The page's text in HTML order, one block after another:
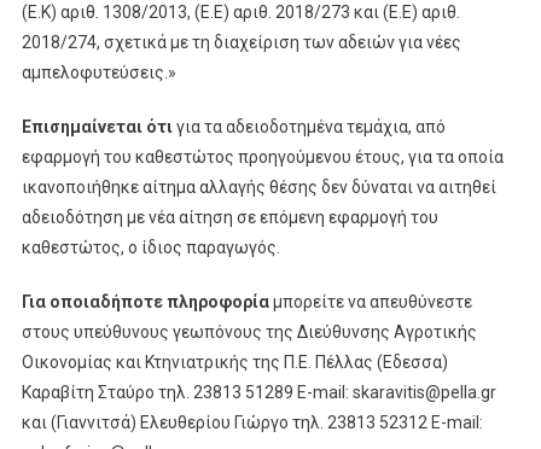
(Ε.Κ) αριθ. 1308/2013, (Ε.Ε) αριθ. 2018/273 και (Ε.Ε) αριθ.
2018/274, σχετικά με τη διαχείριση των αδειών για νέες
αμπελοφυτεύσεις.»
Επισημαίνεται ότιγια τα αδειοδοτημένα τεμάχια, από
εφαρμογή του καθεστώτος προηγούμενου έτους, για τα οποία
ικανοποιήθηκε αίτημα αλλαγής θέσης δεν δύναται να αιτηθεί
αδειοδότηση με νέα αίτηση σε επόμενη εφαρμογή του
καθεστώτος, ο ίδιος παραγωγός.
Για οποιαδήποτε πληροφορίαμπορείτε να απευθύνεστε
στους υπεύθυνους γεωπόνους της Διεύθυνσης Αγροτικής
Οικονομίας και Κτηνιατρικής της Π.Ε. Πέλλας (Εδεσσα)
Καραβίτη Σταύρο τηλ. 23813 51289 Ε-mail: skaravitis@pella.gr
και (Γιαννιτσά) Ελευθερίου Γιώργο τηλ. 23813 52312 E-mail: